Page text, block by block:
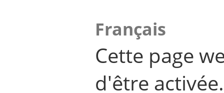
Français
Cette page
d'être